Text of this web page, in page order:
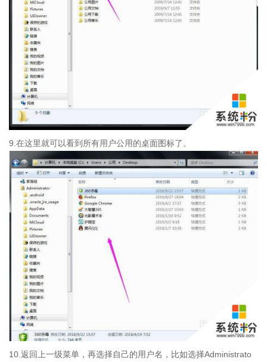
9.在这里就可以看到所有用户公用的桌面图标了。
10.返回上一级菜单，再选择自己的用户名，比如选择Administrato